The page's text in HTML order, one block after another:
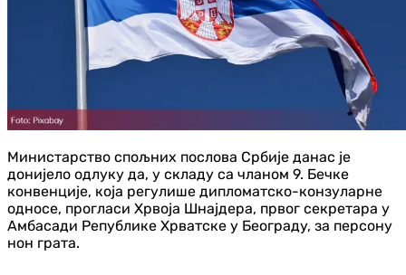
Министарство спољних послова Србије данас је
донијело одлуку да, у складу са чланом 9. Бечке
конвенције, која регулише дипломатско-конзуларне
односе, прогласи Хрвоја Шнајдера, првог секретара у
Амбасади Републике Хрватске у Београду, за персону
нон грата.